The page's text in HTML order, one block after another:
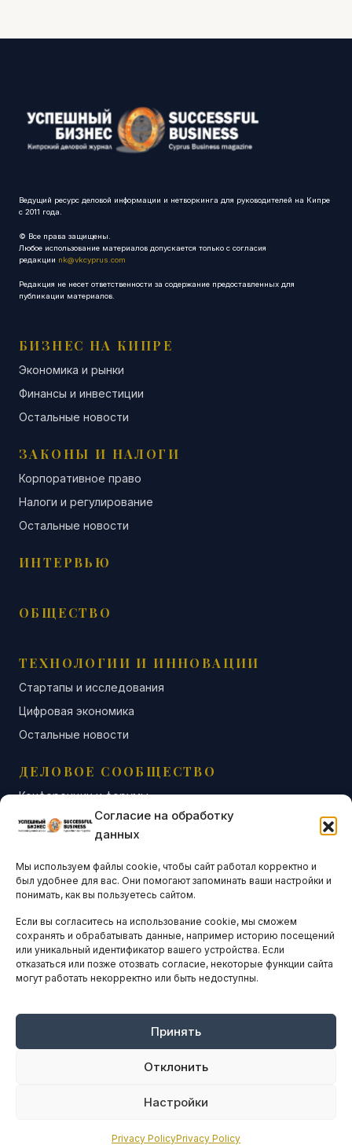
Согласие на обработку
данных
Мы используем файлы cookie, чтобы сайт работал корректно и
был удобнее для вас. Они помогают запоминать ваши настройки и
понимать, как вы пользуетесь сайтом.
Если вы согласитесь на использование cookie, мы сможем
сохранять и обрабатывать данные, например историю посещений
или уникальный идентификатор вашего устройства. Если
отказаться или позже отозвать согласие, некоторые функции сайта
могут работать некорректно или быть недоступны.
Принять
Отклонить
Настройки
Privacy PolicyPrivacy Policy
Ведущий ресурс деловой информации и нетворкинга для руководителей на Кипре
с 2011 года.
© Все права защищены.
Любое использование материалов допускается только с согласия
редакции nk@vkcyprus.com
Редакция не несет ответственности за содержание предоставленных для
публикации материалов.
БИЗНЕС НА КИПРЕ
Экономика и рынки
Финансы и инвестиции
Остальные новости
ЗАКОНЫ И НАЛОГИ
Корпоративное право
Налоги и регулирование
Остальные новости
ИНТЕРВЬЮ
ОБЩЕСТВО
ТЕХНОЛОГИИ И ИННОВАЦИИ
Стартапы и исследования
Цифровая экономика
Остальные новости
ДЕЛОВОЕ СООБЩЕСТВО
Конференции и форумы
Бизнес-клубы и ассоциации
Остальные новости
АНАЛИТИКА И СТАТИСТИКА
ARTICLES IN ENGLISH
НАВИГАЦИЯ
Оплата онлайн